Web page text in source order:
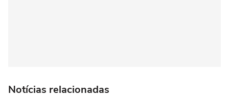
Notícias relacionadas